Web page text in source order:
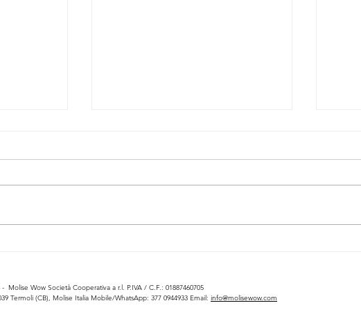
- Molise Wow Società Cooperativa a r.l. P.IVA / C.F.: 01887460705
Termoli (CB), Molise Italia Mobile/WhatsApp: 377 0944933 Email: info@molisewow.com